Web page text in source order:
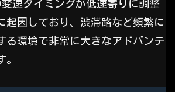
変速タイミングが低速寄りに調整
起因しており、渋滞路など頻繁に
る環境で非常に大きなアドバンテ
。